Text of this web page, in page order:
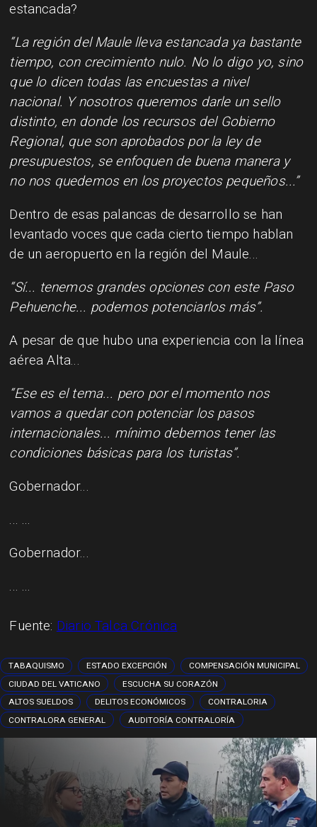
estancada?
“La región del Maule lleva estancada ya bastante
tiempo, con crecimiento nulo. No lo digo yo, sino
que lo dicen todas las encuestas a nivel
nacional. Y nosotros queremos darle un sello
distinto, en donde los recursos del Gobierno
Regional, que son aprobados por la ley de
presupuestos, se enfoquen de buena manera y
no nos quedemos en los proyectos pequeños...”
Dentro de esas palancas de desarrollo se han
levantado voces que cada cierto tiempo hablan
de un aeropuerto en la región del Maule...
“Sí... tenemos grandes opciones con este Paso
Pehuenche... podemos potenciarlos más”.
A pesar de que hubo una experiencia con la línea
aérea Alta...
“Ese es el tema... pero por el momento nos
vamos a quedar con potenciar los pasos
internacionales... mínimo debemos tener las
condiciones básicas para los turistas”.
Gobernador...
... ...
Gobernador...
... ...
Fuente: Diario Talca Crónica
TABAQUISMO ESTADO EXCEPCIÓN
COMPENSACIÓN MUNICIPAL
CIUDAD DEL VATICANO
ESCUCHA SU CORAZÓN
ALTOS SUELDOS
DELITOS ECONÓMICOS
CONTRALORIA
CONTRALORA GENERAL
AUDITORÍA CONTRALORÍA